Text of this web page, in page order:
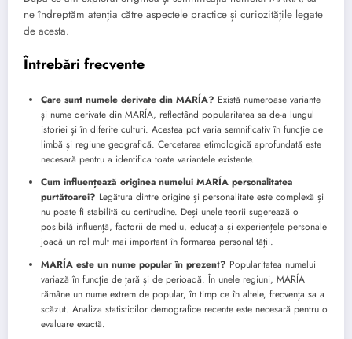
ne îndreptăm atenția către aspectele practice și curiozitățile legate
de acesta.
Întrebări frecvente
Care sunt numele derivate din MARÍA? Există numeroase variante
și nume derivate din MARÍA, reflectând popularitatea sa de-a lungul
istoriei și în diferite culturi. Acestea pot varia semnificativ în funcție de
limbă și regiune geografică. Cercetarea etimologică aprofundată este
necesară pentru a identifica toate variantele existente.
Cum influențează originea numelui MARÍA personalitatea
purtătoarei? Legătura dintre origine și personalitate este complexă și
nu poate fi stabilită cu certitudine. Deși unele teorii sugerează o
posibilă influență, factorii de mediu, educația și experiențele personale
joacă un rol mult mai important în formarea personalității.
MARÍA este un nume popular în prezent? Popularitatea numelui
variază în funcție de țară și de perioadă. În unele regiuni, MARÍA
rămâne un nume extrem de popular, în timp ce în altele, frecvența sa a
scăzut. Analiza statisticilor demografice recente este necesară pentru o
evaluare exactă.